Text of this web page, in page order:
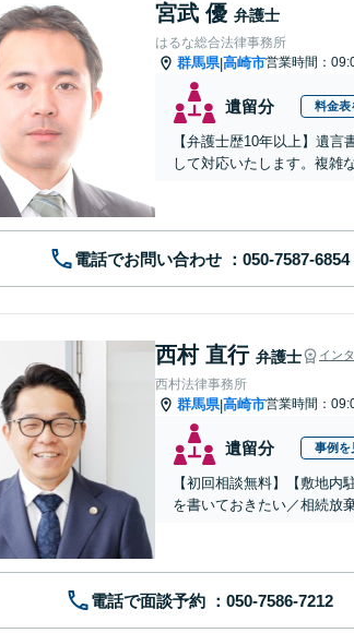
宮武 優 弁護士
はるな総合法律事務所
群馬県|高崎市営業時間：
遺留分 料金表
【弁護士歴10年以上】遺
して対応いたします。複雑
電話でお問い合わせ
西村 直行 弁護士 イン
西村法律事務所
群馬県|高崎市営業時間：
遺留分 事例を
【初回相談無料】【敷地
を書いておきたい／相続放
電話で面談予約